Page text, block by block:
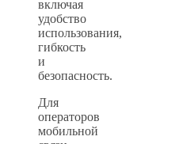
включая
удобство
использования,
гибкость
и
безопасность.
Для
операторов
мобильной